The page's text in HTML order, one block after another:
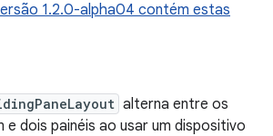
1.2.0-alpha04 contém estas
alterna entre os
e dois painéis ao usar um dispositivo